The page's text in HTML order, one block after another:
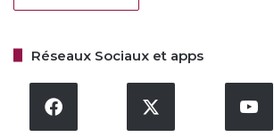
Réseaux Sociaux et apps